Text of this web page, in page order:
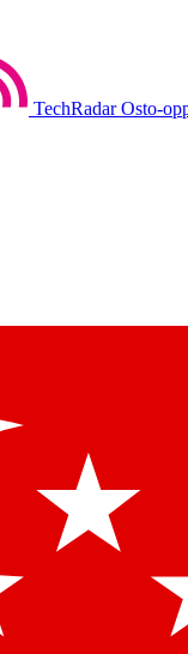
TechRadar Osto-